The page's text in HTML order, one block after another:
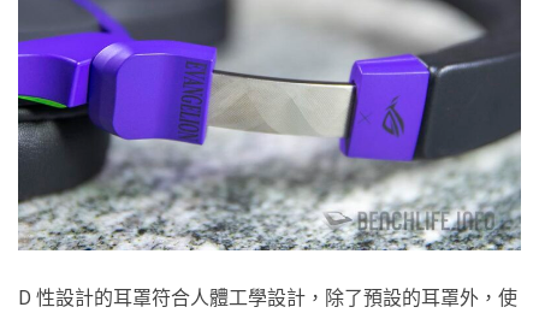
D 性設計的耳罩符合人體工學設計，除了預設的耳罩外，使